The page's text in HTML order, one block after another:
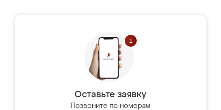
Оставьте заявку
Позвоните по номерам